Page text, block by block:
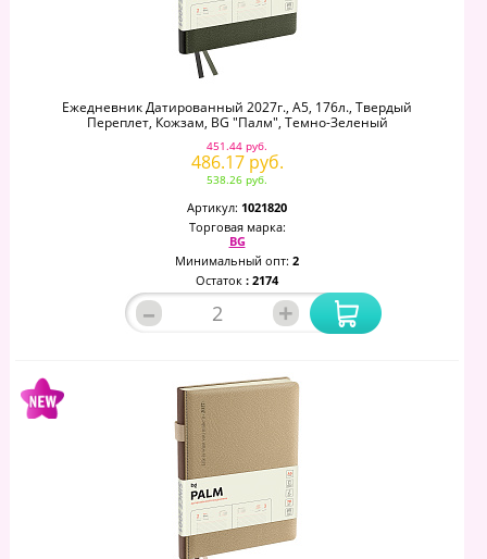
Ежедневник Датированный 2027г., А5, 176л., Твердый
Переплет, Кожзам, BG "Палм", Темно-Зеленый
451.44 руб.
486.17 руб.
538.26 руб.
Артикул: 1021820
Торговая марка:
BG
Минимальный опт: 2
Остаток : 2174
– +